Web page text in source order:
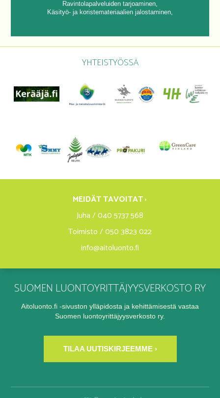
Ravintolapalveluiden tarjoaminen,
Käsityö- ja koristemateriaalien jalostaminen,
YHTEISTYÖSSÄ
MEIDÄT TAVOITAT ›
Juha / 040 5737 568
Toimisto / 050 3823 022
info@aitoluonto.fi
SUOMEN LUONTOYRITTÄJYYSVERKOSTO RY
Aitoluonto.fi -sivuston ylläpidosta ja kehittämisestä vastaa
Suomen luontoyrittäjyysverkosto ry.
TILAA UUTISKIRJEEMME ›